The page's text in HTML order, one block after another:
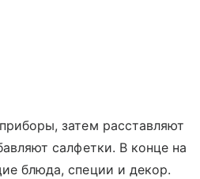
затем расставляют
салфетки. В конце на
блюда, специи и декор.